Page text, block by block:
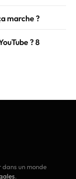
marche ?
? 8
un monde
.